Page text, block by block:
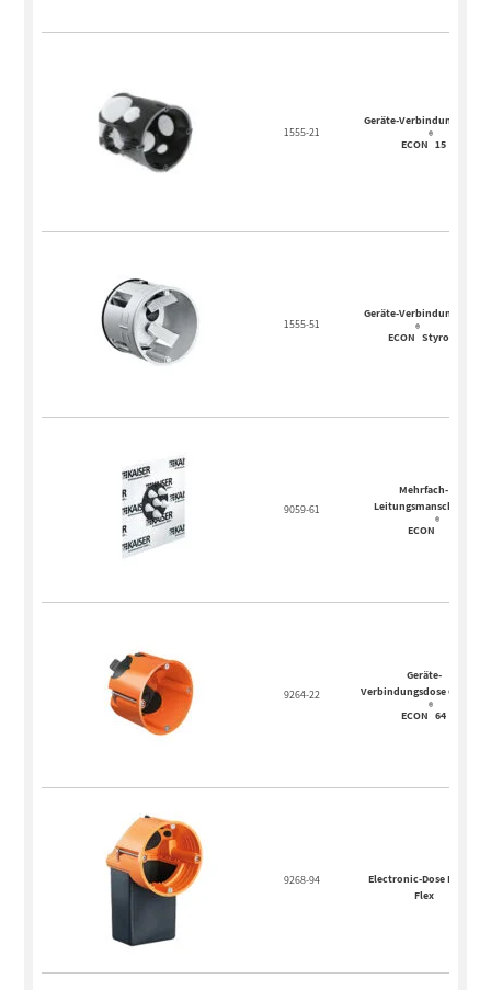
1555-21
Geräte-Verbindungsdose
ECON
®
15
1555-51
Geräte-Verbindungsdose
ECON
®
Styro55
9059-61
Mehrfach-
Leitungsmanschette
ECON
®
9264-22
Geräte-
Verbindungsdose O-range
ECON
®
64
9268-94 Electronic-DoseECON
Flex